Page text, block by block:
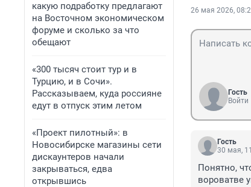
какую подработку предлагают
на Восточном экономическом
форуме и сколько за что
обещают
«300 тысяч стоит тур и в
Турцию, и в Сочи».
Рассказываем, куда россияне
едут в отпуск этим летом
«Проект пилотный»: в
Новосибирске магазины сети
дискаунтеров начали
закрываться, едва
открывшись
26 мая 2026,
Гость
Войти
Гость
30 мая,
Понятно,
вороватве